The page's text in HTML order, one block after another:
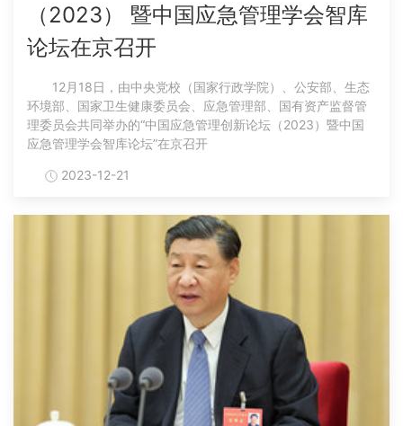
（2023） 暨中国应急管理学会智库
论坛在京召开
12月18日，由中央党校（国家行政学院）、公安部、生态
环境部、国家卫生健康委员会、应急管理部、国有资产监督管
理委员会共同举办的“中国应急管理创新论坛（2023）暨中国
应急管理学会智库论坛”在京召开
2023-12-21